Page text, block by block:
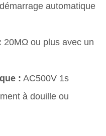
automatique
20MΩ ou plus avec un
: AC500V 1s
à douille ou